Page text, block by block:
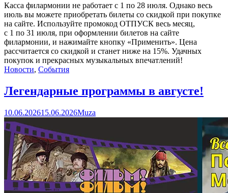
Касса филармонии не работает с 1 по 28 июля. Однако весь
июль вы можете приобретать билеты со скидкой при покупке
на сайте. Используйте промокод ОТПУСК весь месяц,
с 1 по 31 июля, при оформлении билетов на сайте
филармонии, и нажимайте кнопку «Применить». Цена
рассчитается со скидкой и станет ниже на 15%. Удачных
покупок и прекрасных музыкальных впечатлений!
Новости, События
Легендарные программы в августе!
10.06.202615.06.2026Muza